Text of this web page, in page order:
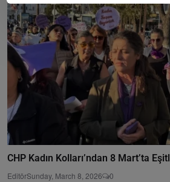
CHP Kadın Kolları’ndan 8 Mart’ta
EditörSunday, March 8, 2026 0